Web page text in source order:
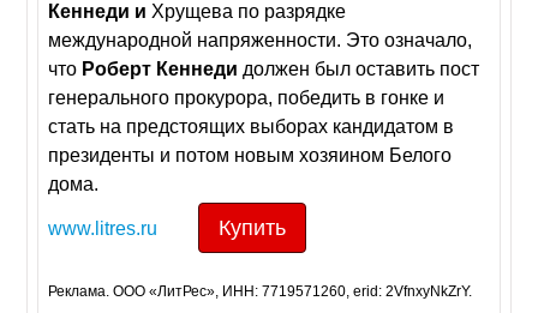
Кеннеди и Хрущева по разрядке
международной напряженности. Это означало,
что Роберт Кеннеди должен был оставить пост
генерального прокурора, победить в гонке и
стать на предстоящих выборах кандидатом в
президенты и потом новым хозяином Белого
дома.
www.litres.ru Купить
Реклама. ООО «ЛитРес», ИНН: 7719571260, erid: 2VfnxyNkZrY.